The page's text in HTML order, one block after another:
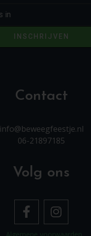
INSCHRIJVEN
Contact
info@beweegfeestje.nl
06-21897185
Volg ons